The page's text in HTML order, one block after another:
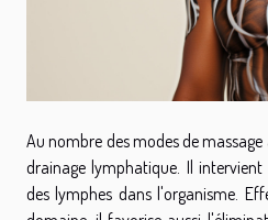
Au nombre des modes de
drainage lymphatique. Il
des lymphes dans l'organisme.